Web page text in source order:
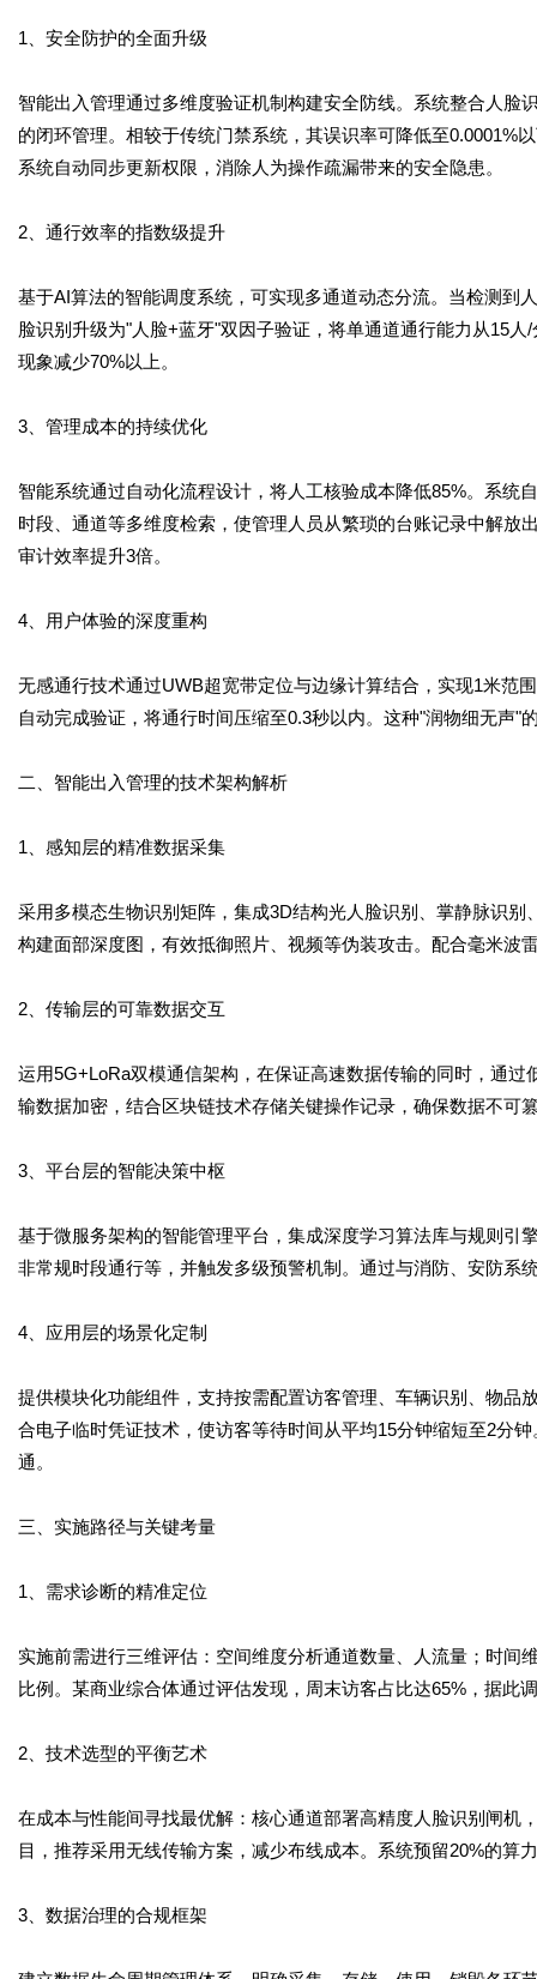
1、安全防护的全面升级
智能出入管理通过多维度验证机制构建安全防线。系统整合人
的闭环管理。相较于传统门禁系统，其误识率可降低至0.0001%
系统自动同步更新权限，消除人为操作疏漏带来的安全隐患。
2、通行效率的指数级提升
基于AI算法的智能调度系统，可实现多通道动态分流。当检测到
脸识别升级为"人脸+蓝牙"双因子验证，将单通道通行能力从15
现象减少70%以上。
3、管理成本的持续优化
智能系统通过自动化流程设计，将人工核验成本降低85%。系统
时段、通道等多维度检索，使管理人员从繁琐的台账记录中解放
审计效率提升3倍。
4、用户体验的深度重构
无感通行技术通过UWB超宽带定位与边缘计算结合，实现1米范
自动完成验证，将通行时间压缩至0.3秒以内。这种"润物细无声
二、智能出入管理的技术架构解析
1、感知层的精准数据采集
采用多模态生物识别矩阵，集成3D结构光人脸识别、掌静脉识
构建面部深度图，有效抵御照片、视频等伪装攻击。配合毫米波
2、传输层的可靠数据交互
运用5G+LoRa双模通信架构，在保证高速数据传输的同时，通
输数据加密，结合区块链技术存储关键操作记录，确保数据不可
3、平台层的智能决策中枢
基于微服务架构的智能管理平台，集成深度学习算法库与规则引
非常规时段通行等，并触发多级预警机制。通过与消防、安防系
4、应用层的场景化定制
提供模块化功能组件，支持按需配置访客管理、车辆识别、物品
合电子临时凭证技术，使访客等待时间从平均15分钟缩短至2分
通。
三、实施路径与关键考量
1、需求诊断的精准定位
实施前需进行三维评估：空间维度分析通道数量、人流量；时间
比例。某商业综合体通过评估发现，周末访客占比达65%，据此
2、技术选型的平衡艺术
在成本与性能间寻找最优解：核心通道部署高精度人脸识别闸机
目，推荐采用无线传输方案，减少布线成本。系统预留20%的算
3、数据治理的合规框架